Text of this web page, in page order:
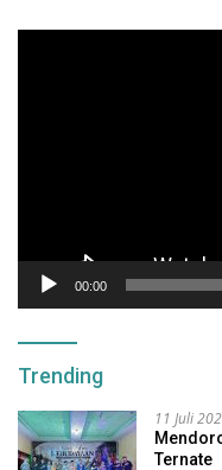
00:00
Trending
11 Juli
Ternate